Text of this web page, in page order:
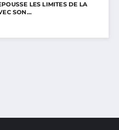
LES LIMITES DE LA
SON…